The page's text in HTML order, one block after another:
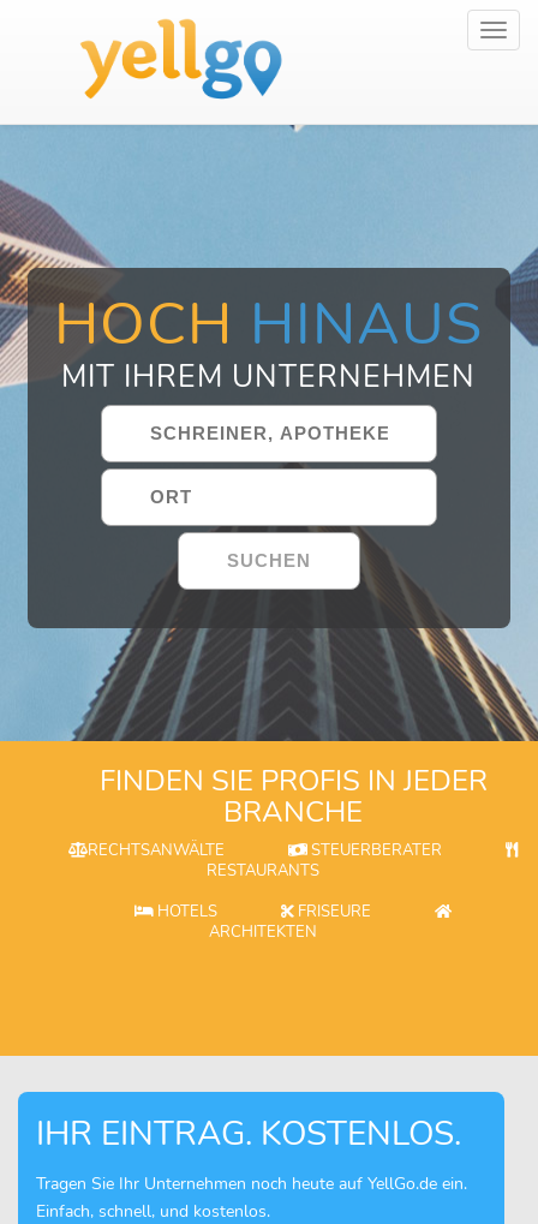
HOCH HINAUS
MIT IHREM UNTERNEHMEN
FINDEN SIE PROFIS IN JEDER
BRANCHE
RECHTSANWÄLTE
STEUERBERATER
RESTAURANTS
HOTELS
FRISEURE
ARCHITEKTEN
IHR EINTRAG. KOSTENLOS.
Tragen Sie Ihr Unternehmen noch heute auf YellGo.de ein.
Einfach, schnell, und kostenlos.